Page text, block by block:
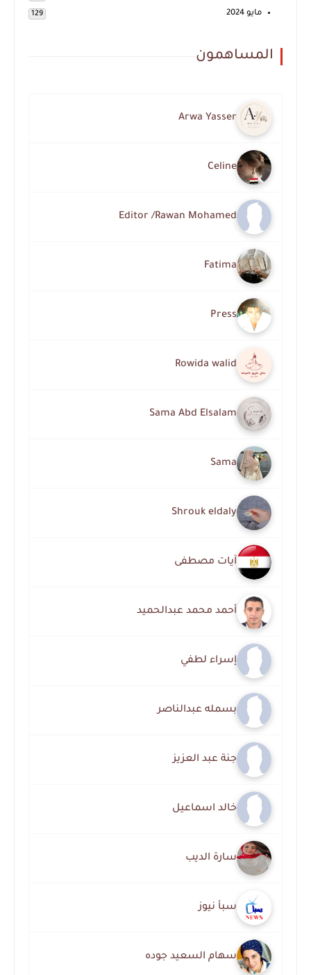
مايو 2024 129
المساهمون
Arwa Yasser
Celine
Editor /Rawan Mohamed
Fatima
Press
Rowida walid
Sama Abd Elsalam
Sama
Shrouk eldaly
آيات مصطفى
أحمد محمد عبدالحميد
إسراء لطفي
بسمله عبدالناصر
جنة عبد العزيز
خالد اسماعيل
سارة الديب
سبأ نيوز
سهام السعيد جوده